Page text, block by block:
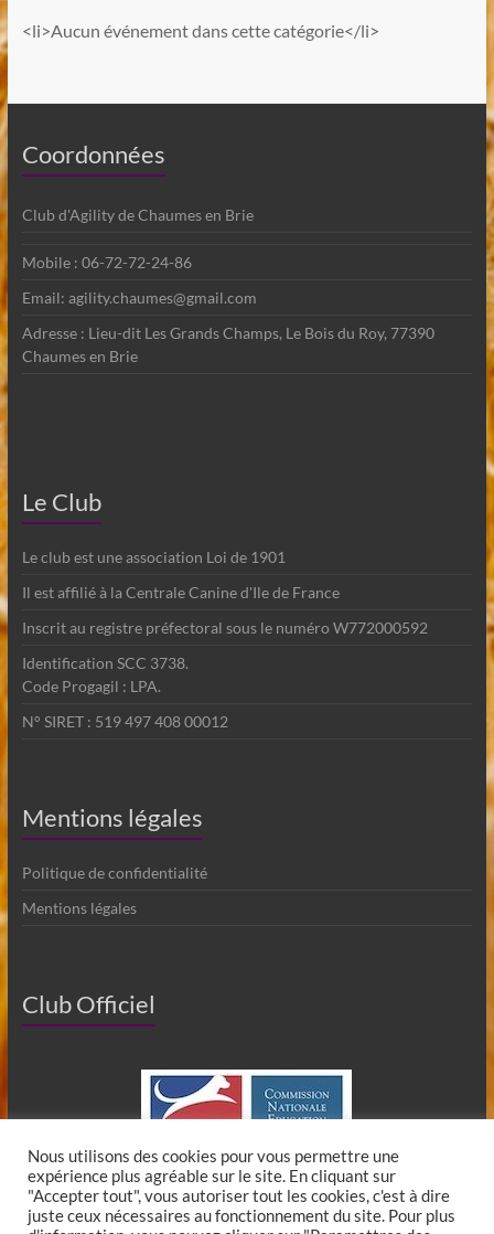
<li>Aucun événement dans cette catégorie</li>
Coordonnées
Club d'Agility de Chaumes en Brie
Mobile : 06-72-72-24-86
Email: agility.chaumes@gmail.com
Adresse : Lieu-dit Les Grands Champs, Le Bois du Roy, 77390
Chaumes en Brie
Le Club
Le club est une association Loi de 1901
Il est affilié à la Centrale Canine d'Ile de France
Inscrit au registre préfectoral sous le numéro W772000592
Identification SCC 3738.
Code Progagil : LPA.
N° SIRET : 519 497 408 00012
Mentions légales
Politique de confidentialité
Mentions légales
Club Officiel
Nous utilisons des cookies pour vous permettre une
expérience plus agréable sur le site. En cliquant sur
"Accepter tout", vous autoriser tout les cookies, c'est à dire
juste ceux nécessaires au fonctionnement du site. Pour plus